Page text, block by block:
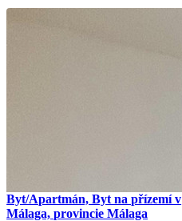
Byt/Apartmán, Byt na přízemí v
Málaga, provincie Málaga